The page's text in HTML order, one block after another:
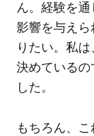
ん。経験を
影響を与え
りたい。私
決めている
した。
もちろん、